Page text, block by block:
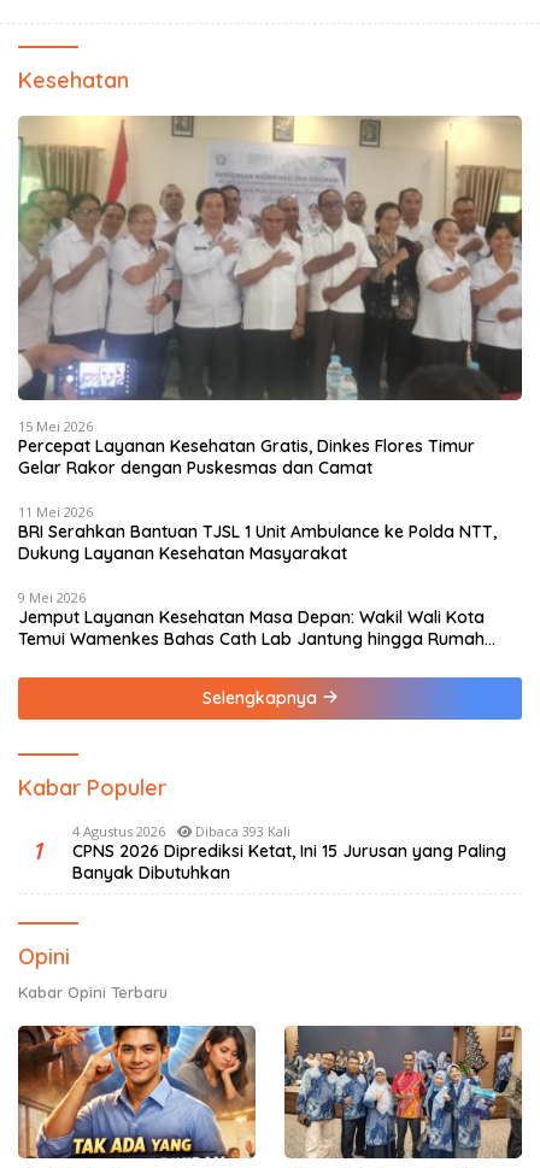
Kesehatan
15 Mei 2026
Percepat Layanan Kesehatan Gratis, Dinkes Flores Timur
Gelar Rakor dengan Puskesmas dan Camat
11 Mei 2026
BRI Serahkan Bantuan TJSL 1 Unit Ambulance ke Polda NTT,
Dukung Layanan Kesehatan Masyarakat
9 Mei 2026
Jemput Layanan Kesehatan Masa Depan: Wakil Wali Kota
Temui Wamenkes Bahas Cath Lab Jantung hingga Rumah
Selengkapnya
Kabar Populer
1
4 Agustus 2026 Dibaca 393 Kali
CPNS 2026 Diprediksi Ketat, Ini 15 Jurusan yang Paling
Banyak Dibutuhkan
Opini
Kabar Opini Terbaru